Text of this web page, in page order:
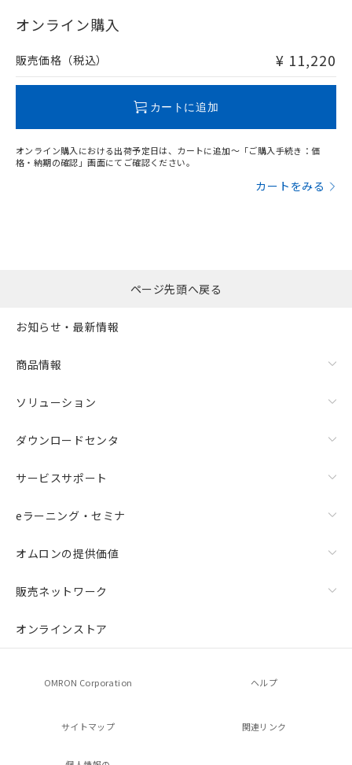
在庫等で未対応品が混在する可能性があります。
問い合わせください。
オンライン購入
販売価格（税込） ¥ 11,220
カートに追加
オンライン購入における出荷予定日は、カートに追加～「ご購入手続き：価
格・納期の確認」画面にてご確認ください。
カートをみる
ページ先頭へ戻る
お知らせ・最新情報
商品情報
ソリューション
ダウンロードセンタ
サービスサポート
eラーニング・セミナ
オムロンの提供価値
販売ネットワーク
オンラインストア
OMRON Corporation ヘルプ
サイトマップ 関連リンク